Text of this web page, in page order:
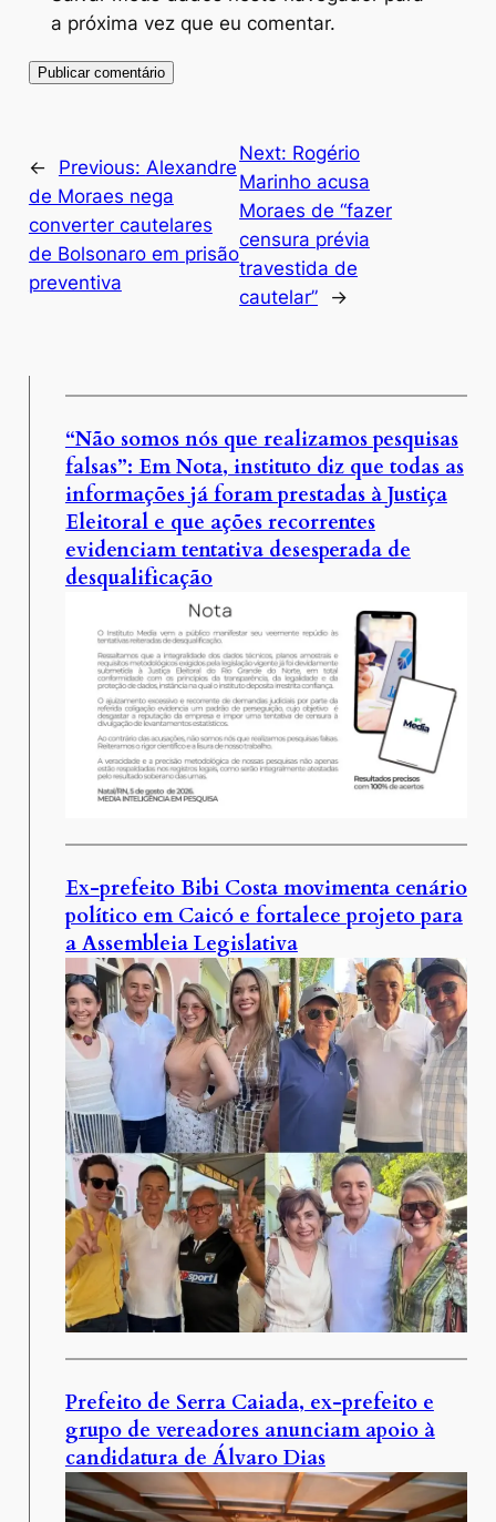
a próxima vez que eu comentar.
← Previous: Alexandre
de Moraes nega
converter cautelares
de Bolsonaro em prisão
preventiva
Next: Rogério
Marinho acusa
Moraes de “fazer
censura prévia
travestida de
cautelar”
→
“Não somos nós que realizamos pesquisas
falsas”: Em Nota, instituto diz que todas as
informações já foram prestadas à Justiça
Eleitoral e que ações recorrentes
evidenciam tentativa desesperada de
desqualificação
Ex-prefeito Bibi Costa movimenta cenário
político em Caicó e fortalece projeto para
a Assembleia Legislativa
Prefeito de Serra Caiada, ex-prefeito e
grupo de vereadores anunciam apoio à
candidatura de Álvaro Dias